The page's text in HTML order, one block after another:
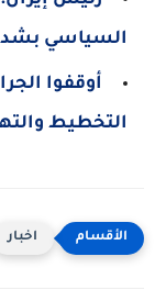
السياسي
أوقفوا
التخطيط
اخبار